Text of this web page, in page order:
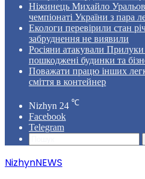
Ніжинець Михайло
чемпіонаті України з пара
Екологи перевірили стан
забруднення не виявили
Росіяни атакували
пошкоджені будинки та
Поважати працю інших
сміття в контейнер
Nizhyn 24 ℃
Facebook
Telegram
NizhynNEWS